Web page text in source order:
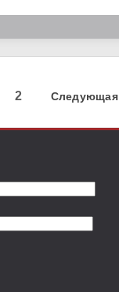
2 Следующая